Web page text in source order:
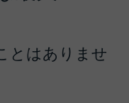
とはありませ